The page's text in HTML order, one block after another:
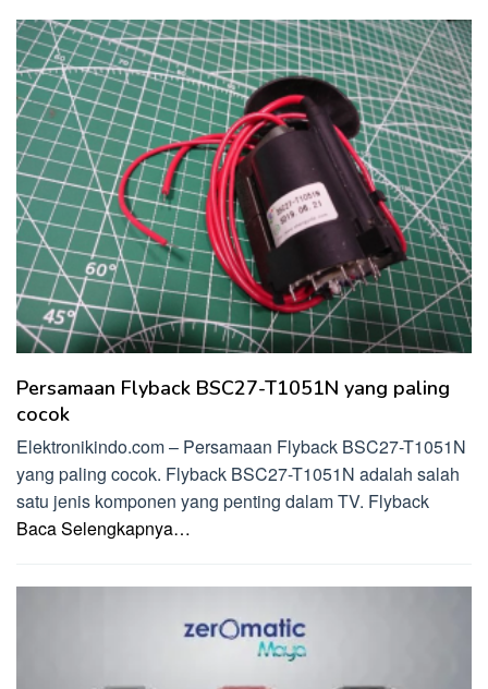
Persamaan Flyback BSC27-T1051N yang paling
cocok
Elektronikindo.com – Persamaan Flyback BSC27-T1051N
yang paling cocok. Flyback BSC27-T1051N adalah salah
satu jenis komponen yang penting dalam TV. Flyback
Baca Selengkapnya…